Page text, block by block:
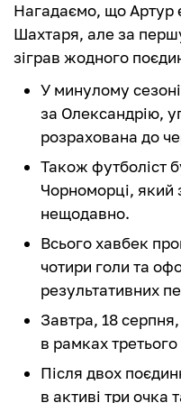
Нагадаємо, що Артур
Шахтаря, але за
зіграв жодного
У минулому
за Олександрію,
розрахована до
Також футболіст
Чорноморці, який
нещодавно.
Всього хавбек
чотири голи та
результативних
Завтра, 18
в рамках
Після двох
в активі три очка